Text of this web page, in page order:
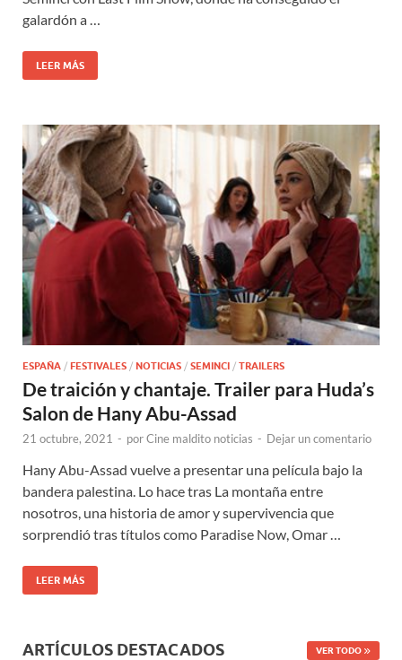
galardón a …
LEER MÁS
ESPAÑA / FESTIVALES / NOTICIAS / SEMINCI / TRAILERS
De traición y chantaje. Trailer para Huda’s
Salon de Hany Abu-Assad
21 octubre, 2021 - porCine maldito noticias - Dejar un comentario
Hany Abu-Assad vuelve a presentar una película bajo la
bandera palestina. Lo hace tras La montaña entre
nosotros, una historia de amor y supervivencia que
sorprendió tras títulos como Paradise Now, Omar …
LEER MÁS
ARTÍCULOS DESTACADOS VER TODO